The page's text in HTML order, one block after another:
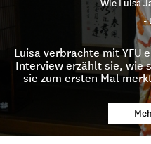
Wie Luisa
-
Luisa verbrachte mit YFU
Interview erzählt sie, wie
sie zum ersten Mal